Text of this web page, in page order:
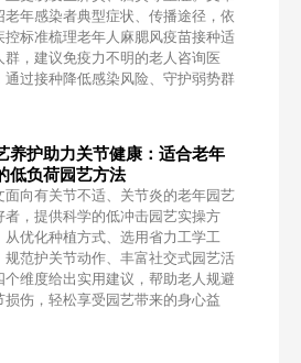
老年感染者典型症状、传播途径，依
控标准梳理老年人麻腮风疫苗接种适
群，建议免疫力不明的老人咨询医
通过接种降低感染风险、守护弱势群
养护助力关节健康：适合老年
低负荷园艺方法
面向有关节不适、关节炎的老年园艺
者，提供科学的低冲击园艺实操方
从优化种植方式、选用省力工学工
规范护关节动作、丰富社交式园艺活
个维度给出实用建议，帮助老人规避
损伤，轻松享受园艺带来的身心益